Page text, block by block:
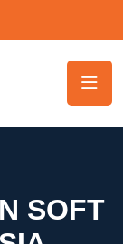
SOFT